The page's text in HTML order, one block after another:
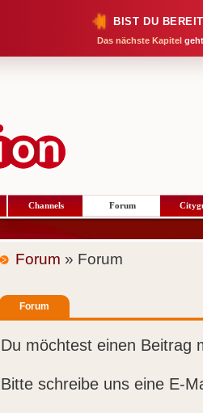
BIST DU
Das nächste Kapitel
Channels Forum
Forum » Forum
Forum
Du möchtest einen Beitrag
Bitte schreibe uns eine E-